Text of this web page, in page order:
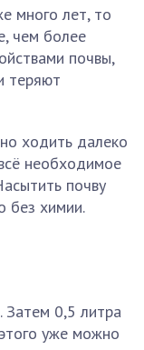
много лет, то
чем более
почвы,
теряют
ходить далеко
необходимое
почву
без химии.
Затем 0,5 литра
уже можно